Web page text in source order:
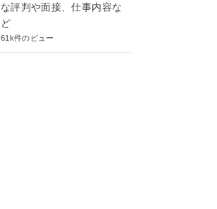
な評判や面接、仕事内容な
ど
61k件のビュー